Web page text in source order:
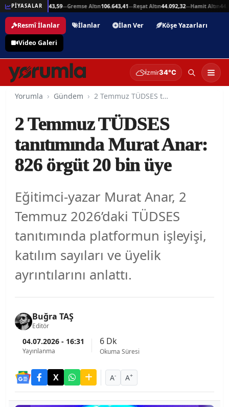
PİYASALAR
Beşli Altın215.243,59—Gremse Altın106.643,41—Reşat Altın44.092,32—Hamit Altın
Resmî İlanlar İlanlar İlan Ver
Köşe Yazarları
Video Galeri
İzmir34°C
Yorumla Gündem 2 Temmuz TÜDSES tanıtımında Murat Anar: 826 örgüt 20 bin üye
2 Temmuz TÜDSES
tanıtımında Murat Anar:
826 örgüt 20 bin üye
Eğitimci-yazar Murat Anar, 2
Temmuz 2026’daki TÜDSES
tanıtımında platformun işleyişi,
katılım sayıları ve üyelik
ayrıntılarını anlattı.
Buğra TAŞ
Editör
04.07.2026 - 16:31
Yayınlanma
6 Dk
Okuma Süresi
A- A+